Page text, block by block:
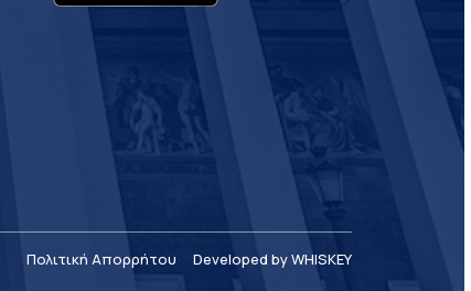
Πολιτική Απορρήτου Developed by WHISKEY